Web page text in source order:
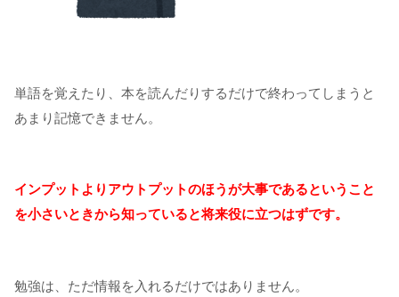
単語を覚えたり、本を読んだりするだけで終わってしまうと
あまり記憶できません。
インプットよりアウトプットのほうが大事であるということ
を小さいときから知っていると将来役に立つはずです。
勉強は、ただ情報を入れるだけではありません。